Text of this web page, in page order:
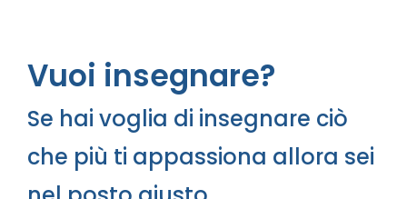
Vuoi insegnare?
Se hai voglia di insegnare ciò
che più ti appassiona allora sei